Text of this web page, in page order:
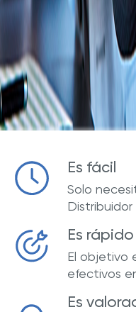
Es fácil
Solo
Es rápido
El objetivo
efectivos
Es